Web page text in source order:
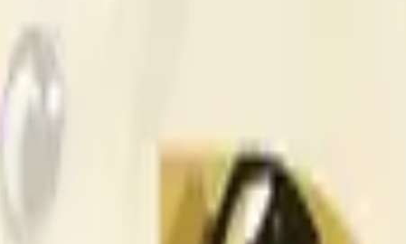
Binance, specifically the DOGE/USDT pair (
https://
candle will be used once the data for that candle is finalized.
to Binance DOGE/USDT, not according to other